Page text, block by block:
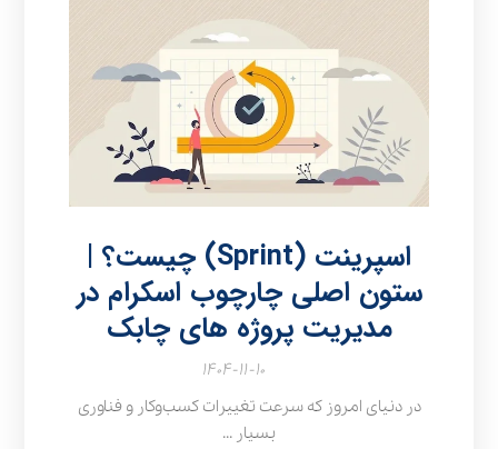
اسپرینت (Sprint) چیست؟ |
ستون اصلی چارچوب اسکرام در
مدیریت پروژه‌ های چابک
۱۴۰۴-۱۱-۱۰
در دنیای امروز که سرعت تغییرات کسب‌وکار و فناوری
بسیار ...